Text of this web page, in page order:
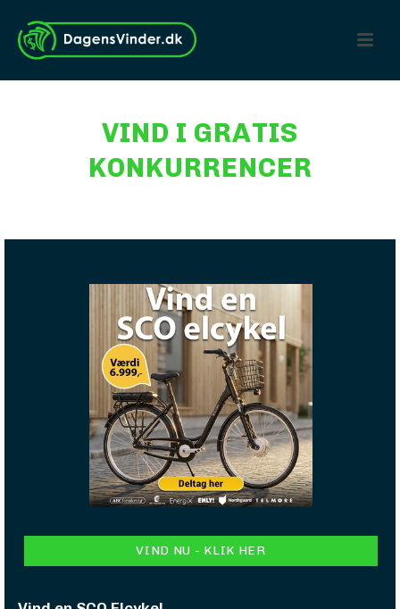
VIND I GRATIS
KONKURRENCER
VIND NU - KLIK HER